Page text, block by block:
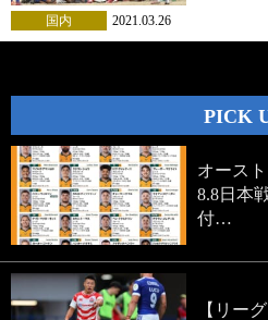
国内 2021.03.26
PICK
オース
8.8日本
付…
【リー